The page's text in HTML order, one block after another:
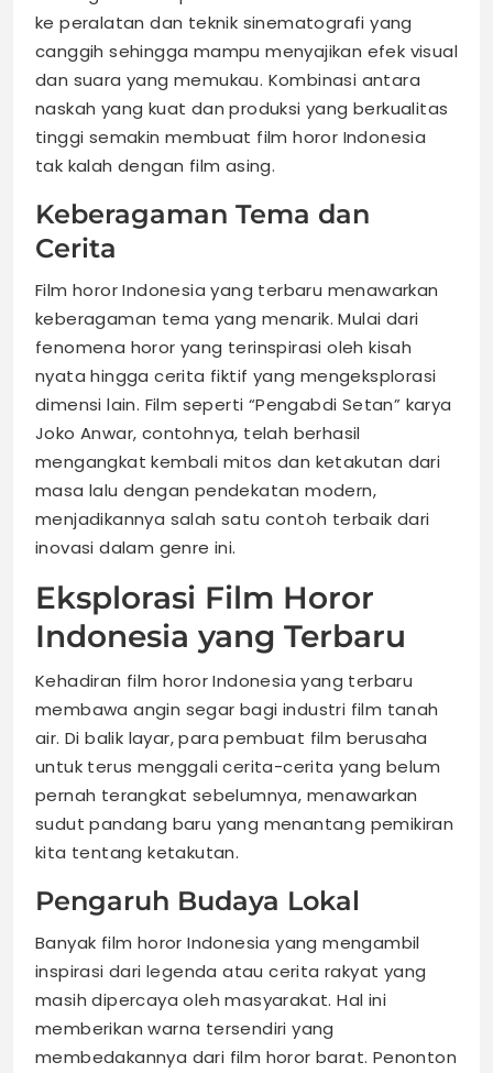
ke peralatan dan teknik sinematografi yang
canggih sehingga mampu menyajikan efek visual
dan suara yang memukau. Kombinasi antara
naskah yang kuat dan produksi yang berkualitas
tinggi semakin membuat film horor Indonesia
tak kalah dengan film asing.
Keberagaman Tema dan
Cerita
Film horor Indonesia yang terbaru menawarkan
keberagaman tema yang menarik. Mulai dari
fenomena horor yang terinspirasi oleh kisah
nyata hingga cerita fiktif yang mengeksplorasi
dimensi lain. Film seperti “Pengabdi Setan” karya
Joko Anwar, contohnya, telah berhasil
mengangkat kembali mitos dan ketakutan dari
masa lalu dengan pendekatan modern,
menjadikannya salah satu contoh terbaik dari
inovasi dalam genre ini.
Eksplorasi Film Horor
Indonesia yang Terbaru
Kehadiran film horor Indonesia yang terbaru
membawa angin segar bagi industri film tanah
air. Di balik layar, para pembuat film berusaha
untuk terus menggali cerita-cerita yang belum
pernah terangkat sebelumnya, menawarkan
sudut pandang baru yang menantang pemikiran
kita tentang ketakutan.
Pengaruh Budaya Lokal
Banyak film horor Indonesia yang mengambil
inspirasi dari legenda atau cerita rakyat yang
masih dipercaya oleh masyarakat. Hal ini
memberikan warna tersendiri yang
membedakannya dari film horor barat. Penonton